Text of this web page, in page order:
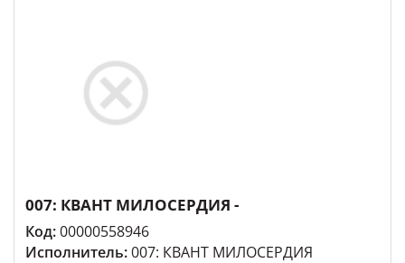
007: КВАНТ МИЛОСЕРДИЯ -
Код:00000558946
Исполнитель:007: КВАНТ МИЛОСЕРДИЯ